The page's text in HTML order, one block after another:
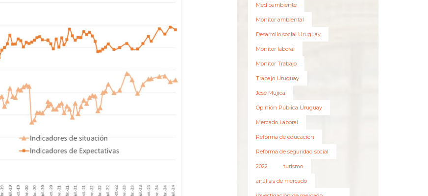
Medioambiente
Monitor ambiental
Desarrollo social Uruguay
Monitor laboral
Monitor Trabajo
Trabajo Uruguay
José Mujica
Opinión Pública Uruguay
Mercado Laboral
Reforma de educación
Reforma de seguridad social
2022 turismo
análisis de mercado